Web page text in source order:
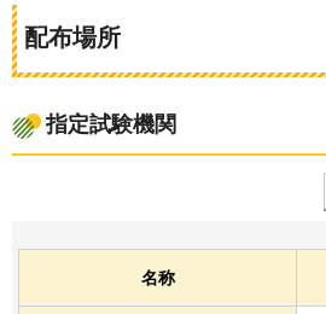
配布場所
指定試験機関
名称